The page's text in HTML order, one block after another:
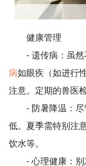
健康管理
- 遗传病：虽然
病如眼疾（如进行
注意。定期的兽医
- 防暑降温：尽
低。夏季需特别注
饮水等。
- 心理健康：别